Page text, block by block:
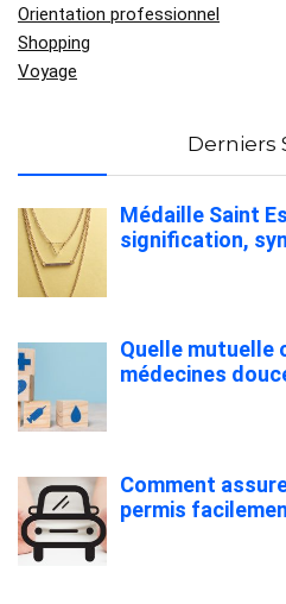
Orientation professionnel
Shopping
Voyage
Derniers
Médaille Saint
signification,
Quelle mutuelle
médecines
Comment
permis